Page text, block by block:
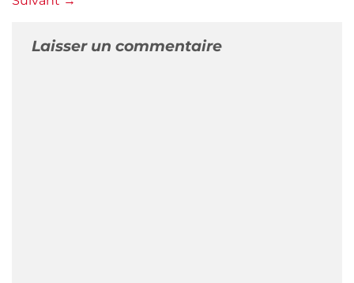
Laisser un commentaire